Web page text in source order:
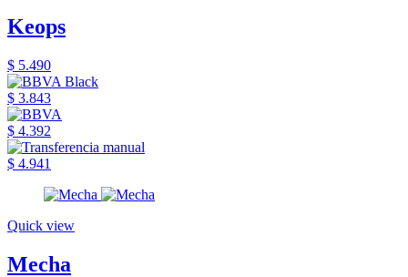
Keops
$ 5.490
$ 3.843
$ 4.392
$ 4.941
Quick view
Mecha